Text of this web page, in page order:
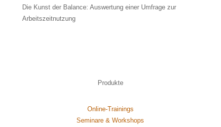
Die Kunst der Balance: Auswertung einer Umfrage zur
Arbeitszeitnutzung
Produkte
Online-Trainings
Seminare & Workshops